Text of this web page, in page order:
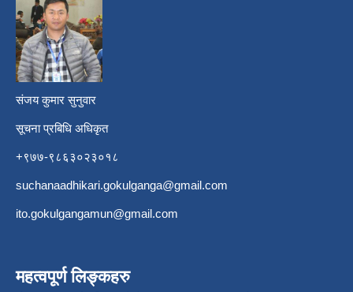
संजय कुमार सुनुवार
सूचना प्रबिधि अधिकृत
+९७७-९८६३०२३०१८
suchanaadhikari.gokulganga@gmail.com
ito.gokulgangamun@gmail.com
महत्वपूर्ण लिङ्कहरु